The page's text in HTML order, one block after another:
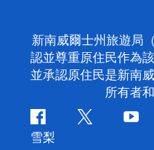
新南威爾士州旅遊局
認並尊重原住民作為
並承認原住民是新南
所有者
Facebook嘰
雪梨